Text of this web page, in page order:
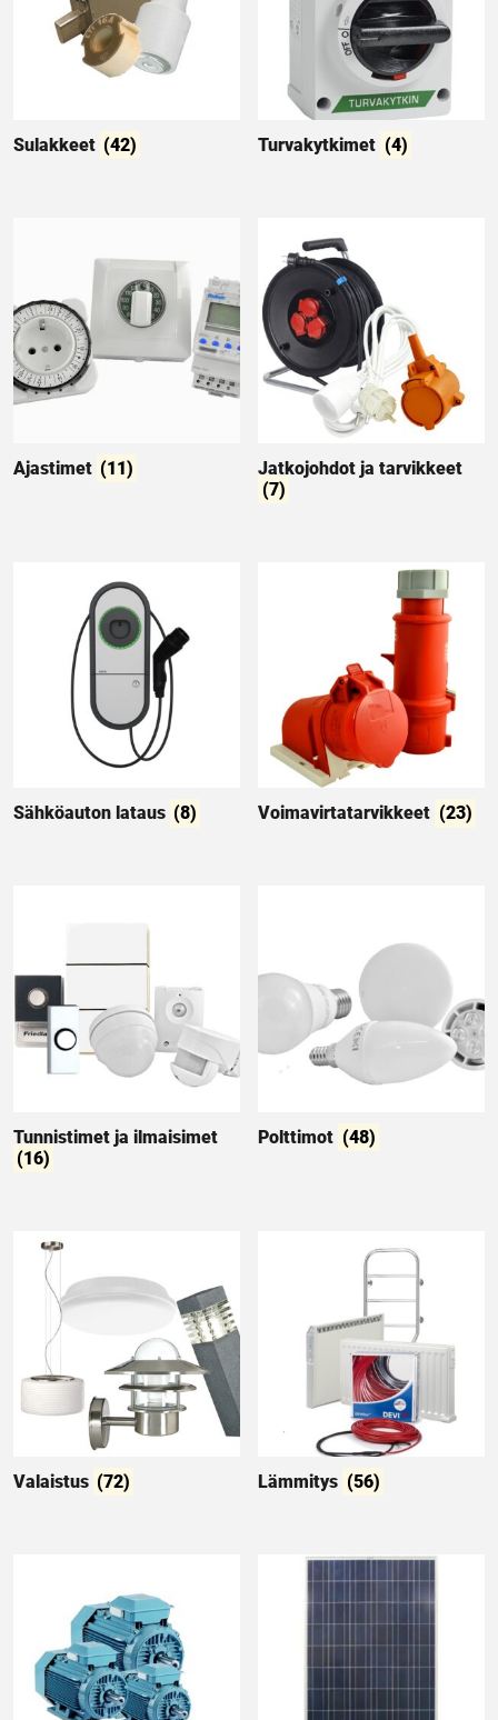
Sulakkeet (42) Turvakytkimet (4)
Ajastimet (11)
Jatkojohdot ja tarvikkeet
(7)
Sähköauton lataus (8) Voimavirtatarvikkeet (23)
Tunnistimet ja ilmaisimet
(16)
Polttimot (48)
Valaistus (72) Lämmitys (56)